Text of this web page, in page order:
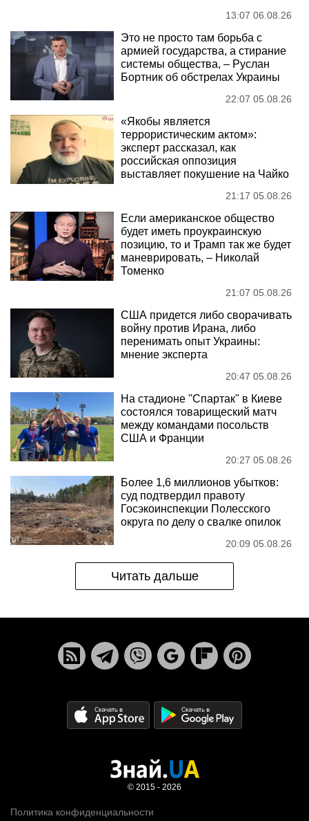
13:07 06.08.26
Это не просто там борьба с
армией государства, а стирание
системы общества, – Руслан
Бортник об обстрелах Украины
22:07 05.08.26
«Якобы является
террористическим актом»:
эксперт рассказал, как
российская оппозиция
выставляет покушение на Чайко
21:17 05.08.26
Если американское общество
будет иметь проукраинскую
позицию, то и Трамп так же будет
маневрировать, – Николай
Томенко
21:07 05.08.26
США придется либо сворачивать
войну против Ирана, либо
перенимать опыт Украины:
мнение эксперта
20:47 05.08.26
На стадионе "Спартак" в Киеве
состоялся товарищеский матч
между командами посольств
США и Франции
20:27 05.08.26
Более 1,6 миллионов убытков:
суд подтвердил правоту
Госэкоинспекции Полесского
округа по делу о свалке опилок
20:09 05.08.26
Читать дальше
Политика конфиденциальности
© 2015 - 2026